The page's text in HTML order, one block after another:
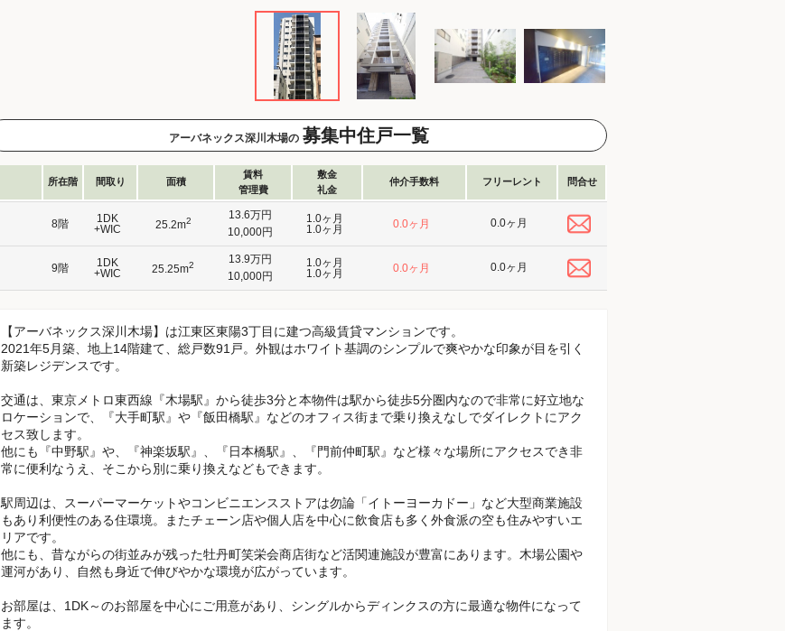
アーバネックス深川木場の 募集中住戸一覧
所在階 間取り 面積
賃料
管理費
敷金
礼金
仲介手数料 フリーレント 問合せ
13.6万円
10,000円
1.0ヶ月
1.0ヶ月
0.0ヶ月 0.0ヶ月
8階
1DK
+WIC
25.2m2
13.9万円
10,000円
1.0ヶ月
1.0ヶ月
0.0ヶ月 0.0ヶ月
9階
1DK
+WIC
25.25m2
【アーバネックス深川木場】は江東区東陽3丁目に建つ高級賃貸マンションです。
2021年5月築、地上14階建て、総戸数91戸。外観はホワイト基調のシンプルで爽やかな印象が目を引く
新築レジデンスです。
交通は、東京メトロ東西線『木場駅』から徒歩3分と本物件は駅から徒歩5分圏内なので非常に好立地な
ロケーションで、『大手町駅』や『飯田橋駅』などのオフィス街まで乗り換えなしでダイレクトにアク
セス致します。
他にも『中野駅』や、『神楽坂駅』、『日本橋駅』、『門前仲町駅』など様々な場所にアクセスでき非
常に便利なうえ、そこから別に乗り換えなどもできます。
駅周辺は、スーパーマーケットやコンビニエンスストアは勿論「イトーヨーカドー」など大型商業施設
もあり利便性のある住環境。またチェーン店や個人店を中心に飲食店も多く外食派の空も住みやすいエ
リアです。
他にも、昔ながらの街並みが残った牡丹町笑栄会商店街など活関連施設が豊富にあります。木場公園や
運河があり、自然も身近で伸びやかな環境が広がっています。
お部屋は、1DK～のお部屋を中心にご用意があり、シングルからディンクスの方に最適な物件になって
ます。